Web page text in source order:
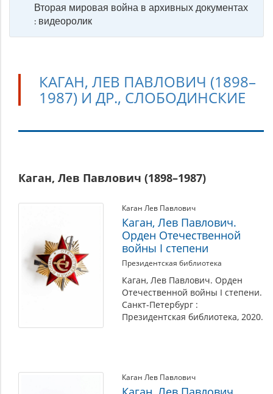
Вторая мировая война в архивных документах
: видеоролик
КАГАН, ЛЕВ ПАВЛОВИЧ (1898–
1987) И ДР., СЛОБОДИНСКИЕ
Лев
Павлович
др.,
Слободинские
Каган, Лев Павлович (1898–1987)
Каган Лев Павлович
Каган, Лев Павлович.
Орден Отечественной
войны I степени
Президентская библиотека
Каган, Лев Павлович. Орден
Отечественной войны I степени.
Санкт-Петербург :
Президентская библиотека, 2020.
Каган Лев Павлович